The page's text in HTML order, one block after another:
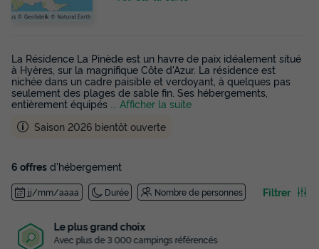
La Résidence La Pinède est un havre de paix idéalement situé
à Hyères, sur la magnifique Côte d'Azur. La résidence est
nichée dans un cadre paisible et verdoyant, à quelques pas
seulement des plages de sable fin. Ses hébergements,
entièrement équipés
... Afficher la suite
Saison 2026 bientôt ouverte
6 offres d'hébergement
jj/mm/aaaa Durée Nombre de personnes Filtrer
Le plus grand choix
Avec plus de 3 000 campings référencés